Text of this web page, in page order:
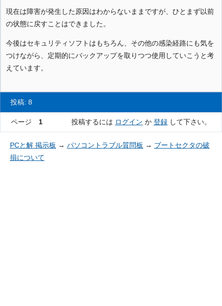
現在は障害が発生した原因はわからないままですが、ひとまず以前
の状態に戻すことはできました。
今後はセキュリティソフトはもちろん、その他の感染経路にも気を
つけながら、定期的にバックアップを取りつつ使用していこうと考
えています。
投稿: 8
ページ 1 投稿するには ログイン か 登録 して下さい。
PCと解 掲示板 → パソコントラブル質問板 → ブートセクタの破
損について